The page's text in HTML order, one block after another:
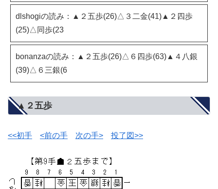
dlshogiの読み：▲２五歩(26)△３二金(41)▲２四歩
(25)△同歩(23
bonanzaの読み：▲２五歩(26)△６四歩(63)▲４八銀
(39)△６三銀(6
▲２五歩
<<初手 <前の手 次の手> 投了図>>